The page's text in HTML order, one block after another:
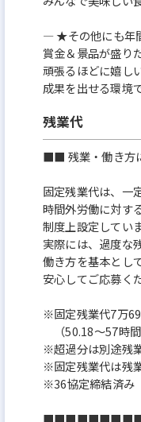
― ★その他にも年
賞金＆景品が盛り
頑張るほどに嬉し
成果を出せる環境
残業代
■■ 残業・働き方
固定残業代は、一
時間外労働に対す
制度上設定してい
実際には、過度な
働き方を基本とし
安心してご応募く
※固定残業代7万
（50.18～57時
※超過分は別途残
※固定残業代は残
※36協定締結済み